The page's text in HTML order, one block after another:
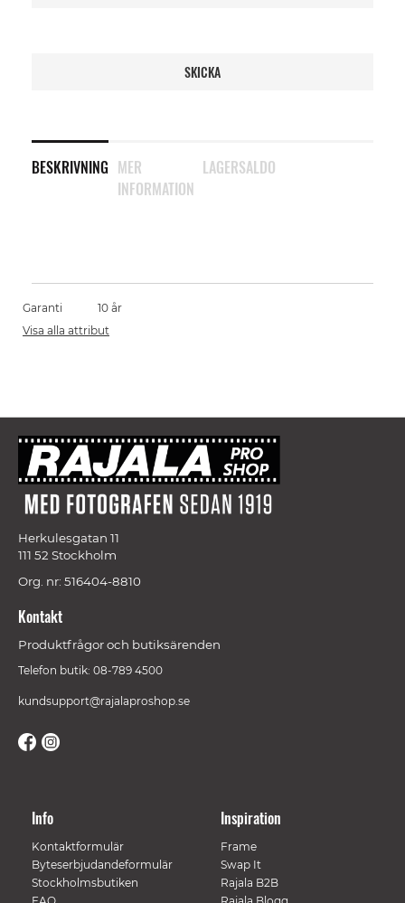
SKICKA
BESKRIVNING MER
INFORMATION
LAGERSALDO
Garanti
10 år
Visa alla attribut
Herkulesgatan 11
111 52 Stockholm
Org. nr: 516404-8810
Kontakt
Produktfrågor och butiksärenden
Telefon butik: 08-789 4500
kundsupport@rajalaproshop.se
Info
Kontaktformulär
Byteserbjudandeformulär
Stockholmsbutiken
Inspiration
Frame
Swap It
Rajala B2B